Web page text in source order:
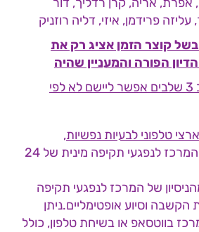
פרידמן, איזי, דליה רוזניק
קוצר הזמן אציג רק את
הפורה והמעניין שהיה
צוות החירום ייושם ב 3 שלבים אפשר ליישם לא לפי
טלפוני לבעיות נפשיות,
במתכונת של המרכז לנפגעי תקיפה מינית של 24
של המרכז לנפגעי תקיפה
הקשבה וסיוע אופטימליים.ניתן
בווטסאפ או בשיחת טלפון, כולל